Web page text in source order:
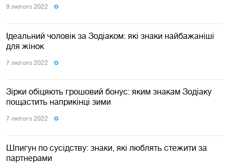
9 лютого 2022
Ідеальний чоловік за Зодіаком: які знаки найбажаніші
для жінок
7 лютого 2022
Зірки обіцяють грошовий бонус: яким знакам Зодіаку
пощастить наприкінці зими
7 лютого 2022
Шпигун по сусідству: знаки, які люблять стежити за
партнерами